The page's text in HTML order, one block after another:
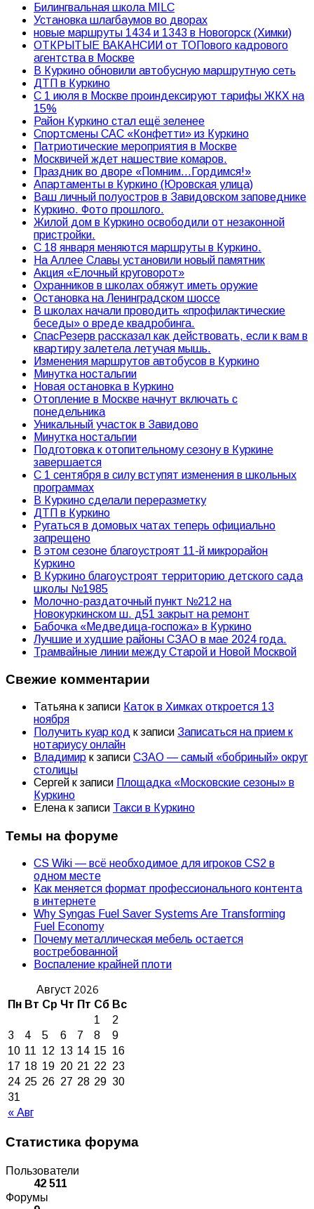
Билингвальная школа MILC
Установка шлагбаумов во дворах
новые маршруты 1434 и 1343 в Новогорск (Химки)
ОТКРЫТЫЕ ВАКАНСИИ от ТОПового кадрового
агентства в Москве
В Куркино обновили автобусную маршрутную сеть
ДТП в Куркино
С 1 июля в Москве проиндексируют тарифы ЖКХ на
15%
Район Куркино стал ещё зеленее
Спортсмены САС «Конфетти» из Куркино
Патриотические мероприятия в Москве
Москвичей ждет нашествие комаров.
Праздник во дворе «Помним…Гордимся!»
Апартаменты в Куркино (Юровская улица)
Ваш личный полуостров в Завидовском заповеднике
Куркино. Фото прошлого.
Жилой дом в Куркино освободили от незаконной
пристройки.
С 18 января меняются маршруты в Куркино.
На Аллее Славы установили новый памятник
Акция «Елочный круговорот»
Охранников в школах обяжут иметь оружие
Остановка на Ленинградском шоссе
В школах начали проводить «профилактические
беседы» о вреде квадробинга.
СпасРезерв рассказал как действовать, если к вам в
квартиру залетела летучая мышь.
Изменения маршрутов автобусов в Куркино
Минутка ностальгии
Новая остановка в Куркино
Отопление в Москве начнут включать с
понедельника
Уникальный участок в Завидово
Минутка ностальгии
Подготовка к отопительному сезону в Куркине
завершается
С 1 сентября в силу вступят изменения в школьных
программах
В Куркино сделали переразметку
ДТП в Куркино
Ругаться в домовых чатах теперь официально
запрещено
В этом сезоне благоустроят 11-й микрорайон
Куркино
В Куркино благоустроят территорию детского сада
школы №1985
Молочно-раздаточный пункт №212 на
Новокуркинском ш. д51 закрыт на ремонт
Бабочка «Медведица-госпожа» в Куркино
Лучшие и худшие районы СЗАО в мае 2024 года.
Трамвайные линии между Старой и Новой Москвой
Свежие комментарии
Татьяна к записи Каток в Химках откроется 13
ноября
Получить куар код к записи Записаться на прием к
нотариусу онлайн
Владимир к записи СЗАО — самый «бобриный» округ
столицы
Сергей к записи Площадка «Московские сезоны» в
Куркино
Елена к записи Такси в Куркино
Темы на форуме
CS Wiki — всё необходимое для игроков CS2 в
одном месте
Как меняется формат профессионального контента
в интернете
Why Syngas Fuel Saver Systems Are Transforming
Fuel Economy
Почему металлическая мебель остается
востребованной
Воспаление крайней плоти
Август 2026
Пн Вт Ср Чт Пт Сб Вс
« Авг
1
2
3
4 5 6 7 8
9
10 11 12 13 14 15 16
17 18 19 20 21 22 23
24 25 26 27 28 29 30
31
Статистика форума
Пользователи
42 511
Форумы